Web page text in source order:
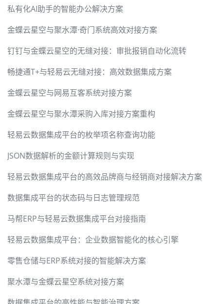
私有化AI助手的智能办公解决方案
金蝶云星空与聚水潭·奇门系统高效对接方案
钉钉与金蝶云星空的无缝对接：审批报销自动化流转
畅捷通T+与轻易云无缝对接：高效数据集成方案
金蝶云星空与网易互客系统对接方案
金蝶云星空与聚水潭采购入库对接方案重构
轻易云数据集成平台的枚举项名称查询功能
JSON数据解析的金额计算规则与实现
轻易云数据集成平台的高效品牌商与经销商对接解决方案
数据集成平台的状态码与日志管理规范
马帮ERP与轻易云数据集成平台对接指南
轻易云数据集成平台：企业数据智能化的核心引擎
零售仓储与ERP系统对接的智能解决方案
聚水潭与金蝶云星空系统对接方案